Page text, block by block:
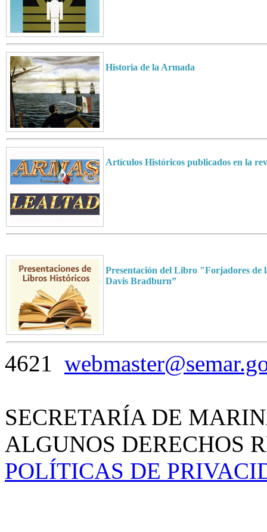
Historia de la Armada
Artículos Históricos publicados en la
Presentación del Libro "Forjadores
Davis Bradburn”
4621
SECRETARÍA DE
ALGUNOS DERECHOS
POLÍTICAS DE